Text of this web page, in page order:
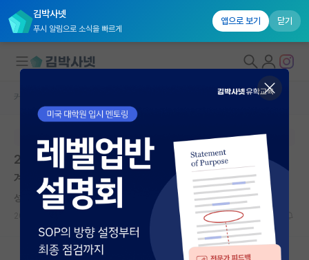
김박사넷
푸시 알림으로 소식을 빠르게
앱으로 보기 닫기
대학원생 모집
국내대학원 정보
연구실&오픈랩
커뮤니티
커뮤니티 홈
전체글보기
커뮤니티 홈
본문이 수정되지 않는 박제글입니다.
2026학년도 인하대학교 기계공학과 대학원 첨단수송기
계설계 및 제어 연구실 석사 · 박사 · 통합과정 신입생 모집
성급한 레프 톨스토이